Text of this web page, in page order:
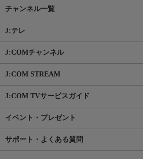
チャンネル一覧
J:テレ
J:COMチャンネル
J:COM STREAM
J:COM TVサービスガイド
イベント・プレゼント
サポート・よくある質問